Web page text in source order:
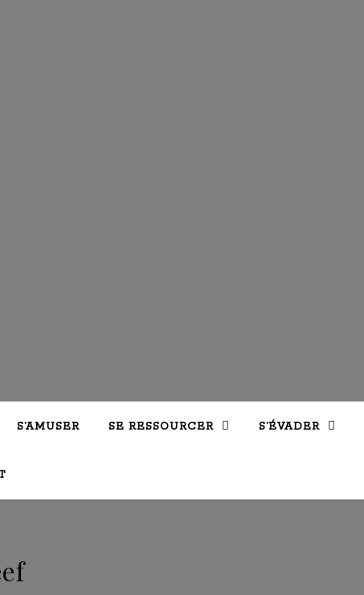
S’AMUSER SE RESSOURCER S’ÉVADER